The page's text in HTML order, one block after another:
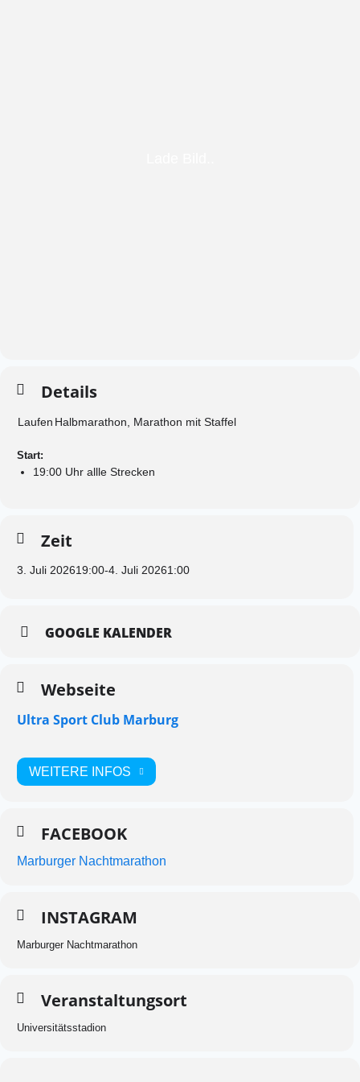
Details
Laufen Halbmarathon, Marathon mit Staffel
Start:
19:00 Uhr allle Strecken
Zeit
3. Juli 202619:00-4. Juli 20261:00
GOOGLE KALENDER
Webseite
Ultra Sport Club Marburg
WEITERE INFOS
FACEBOOK
Marburger Nachtmarathon
INSTAGRAM
Marburger Nachtmarathon
Veranstaltungsort
Universitätsstadion